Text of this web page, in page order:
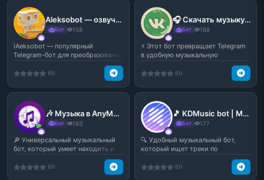
Aleksobot — озвучка текста и мемная голосовая генерация | Бот Алёша
Бот 158
lAeksobot — популярный
Telegram-бот для преобразования
(0)
🎧 Скачать музыку | Youtube Music — музыкальный бот в Telegram
Бот 168
⚡️ Этот бот превращает Telegram
в удобную музыкальную
(0)
🎶 Музыка в AnyMelody — умный музыкальный бот в Telegram
Бот 183
🔎 Универсальный музыкальный
бот, который умеет находить и
(0)
🎵 KDMusic bot | Music Search — поиск и скачивание музыки в Telegram
Бот 177
🔍 Удобный музыкальный бот,
который ищет треки по
(0)